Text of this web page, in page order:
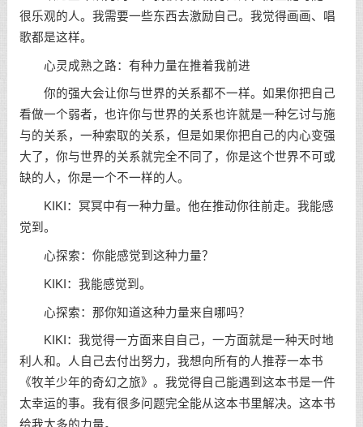
很乐观的人。我需要一些东西去激励自己。我觉得画画、唱
歌都是这样。
心灵成熟之路：有种力量在推着我前进
你的强大会让你与世界的关系都不一样。如果你把自己
看做一个弱者，也许你与世界的关系也许就是一种乞讨与施
与的关系，一种索取的关系，但是如果你把自己的内心变强
大了，你与世界的关系就完全不同了，你是这个世界不可或
缺的人，你是一个不一样的人。
KIKI：冥冥中有一种力量。他在推动你往前走。我能感
觉到。
心探索：你能感觉到这种力量？
KIKI：我能感觉到。
心探索：那你知道这种力量来自哪吗？
KIKI：我觉得一方面来自自己，一方面就是一种天时地
利人和。人自己去付出努力，我想向所有的人推荐一本书
《牧羊少年的奇幻之旅》。我觉得自己能遇到这本书是一件
太幸运的事。我有很多问题完全能从这本书里解决。这本书